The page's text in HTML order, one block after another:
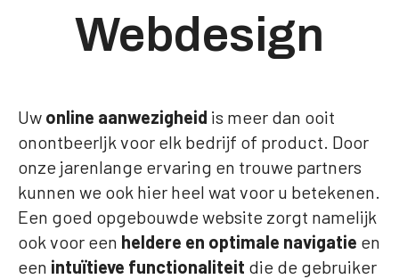
Webdesign
Uw online aanwezigheid is meer dan ooit
onontbeerljk voor elk bedrijf of product. Door
onze jarenlange ervaring en trouwe partners
kunnen we ook hier heel wat voor u betekenen.
Een goed opgebouwde website zorgt namelijk
ook voor een heldere en optimale navigatie en
een intuïtieve functionaliteit die de gebruiker